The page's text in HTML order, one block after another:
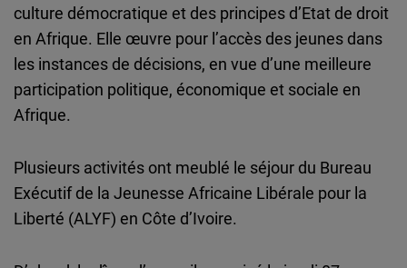
culture démocratique et des principes d’Etat de droit
en Afrique. Elle œuvre pour l’accès des jeunes dans
les instances de décisions, en vue d’une meilleure
participation politique, économique et sociale en
Afrique.
Plusieurs activités ont meublé le séjour du Bureau
Exécutif de la Jeunesse Africaine Libérale pour la
Liberté (ALYF) en Côte d’Ivoire.